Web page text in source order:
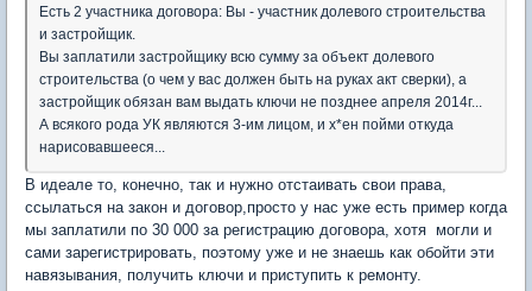
Есть 2 участника договора: Вы - участник долевого строительства
и застройщик.
Вы заплатили застройщику всю сумму за объект долевого
строительства (о чем у вас должен быть на руках акт сверки), а
застройщик обязан вам выдать ключи не позднее апреля 2014г...
А всякого рода УК являются 3-им лицом, и х*ен пойми откуда
нарисовавшееся...
В идеале то, конечно, так и нужно отстаивать свои права,
ссылаться на закон и договор,просто у нас уже есть пример когда
мы заплатили по 30 000 за регистрацию договора, хотя могли и
сами зарегистрировать, поэтому уже и не знаешь как обойти эти
навязывания, получить ключи и приступить к ремонту.